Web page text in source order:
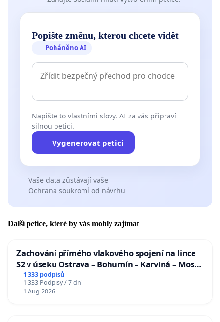
Popište změnu, kterou chcete vidět
Poháněno AI
Napište to vlastními slovy. AI za vás připraví
silnou petici.
Vygenerovat petici
Vaše data zůstávají vaše
Ochrana soukromí od návrhu
Další petice, které by vás mohly zajímat
Zachování přímého vlakového spojení na lince
S2 v úseku Ostrava – Bohumín – Karviná – Mosty
u Jablunkova
1 333 podpisů
1 333 Podpisy / 7 dní
1 Aug 2026